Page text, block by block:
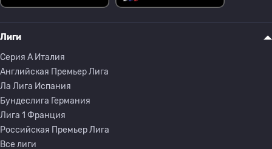
Лиги
Серия A Италия
Английская Премьер Лига
Ла Лига Испания
Бундеслига Германия
Лига 1 Франция
Российская Премьер Лига
Все лиги